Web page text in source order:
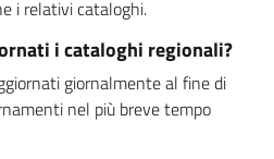
i relativi cataloghi.
i cataloghi regionali?
giornalmente al fine di
nel più breve tempo